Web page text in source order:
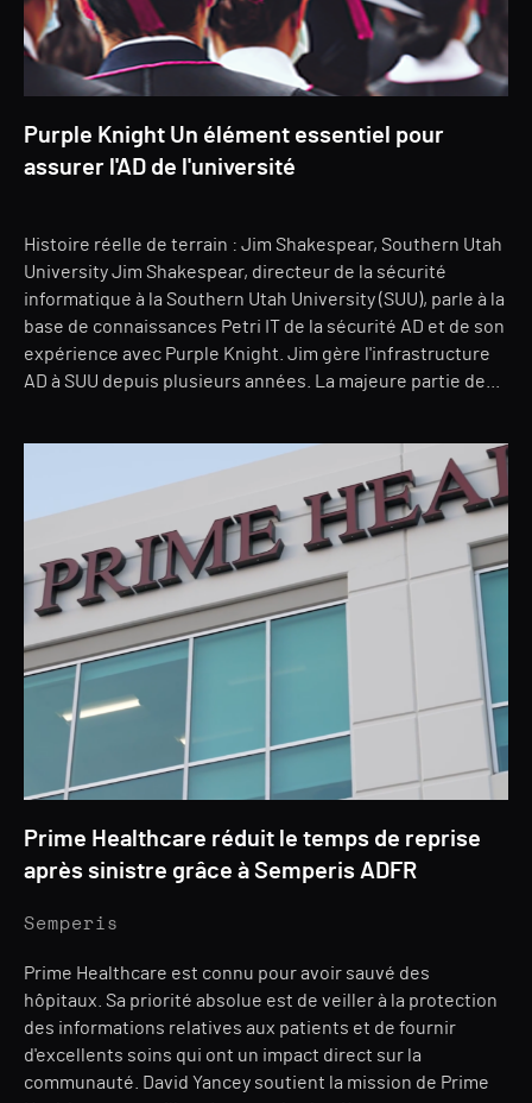
Purple Knight Un élément essentiel pour
assurer l'AD de l'université
Histoire réelle de terrain : Jim Shakespear, Southern Utah
University Jim Shakespear, directeur de la sécurité
informatique à la Southern Utah University (SUU), parle à la
base de connaissances Petri IT de la sécurité AD et de son
expérience avec Purple Knight. Jim gère l'infrastructure
AD à SUU depuis plusieurs années. La majeure partie de...
Prime Healthcare réduit le temps de reprise
après sinistre grâce à Semperis ADFR
Semperis
Prime Healthcare est connu pour avoir sauvé des
hôpitaux. Sa priorité absolue est de veiller à la protection
des informations relatives aux patients et de fournir
d'excellents soins qui ont un impact direct sur la
communauté. David Yancey soutient la mission de Prime